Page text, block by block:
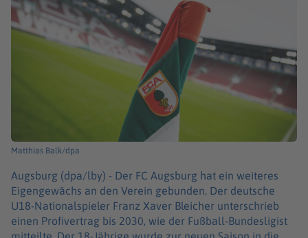
Matthias Balk/dpa
Augsburg (dpa/lby) - Der FC Augsburg hat ein weiteres
Eigengewächs an den Verein gebunden. Der deutsche
U18-Nationalspieler Franz Xaver Bleicher unterschrieb
einen Profivertrag bis 2030, wie der Fußball-Bundesligist